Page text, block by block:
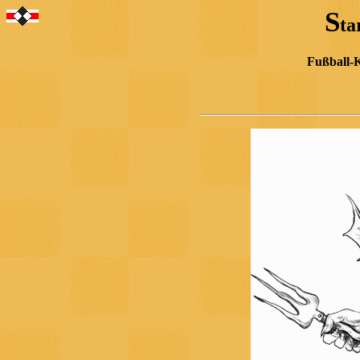
S
Fußball-